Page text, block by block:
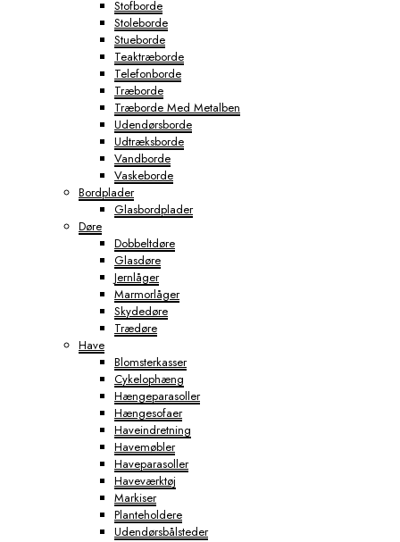
Stofborde
Stoleborde
Stueborde
Teaktræborde
Telefonborde
Træborde
Træborde Med Metalben
Udendørsborde
Udtræksborde
Vandborde
Vaskeborde
Bordplader
Glasbordplader
Døre
Dobbeltdøre
Glasdøre
Jernlåger
Marmorlåger
Skydedøre
Trædøre
Have
Blomsterkasser
Cykelophæng
Hængeparasoller
Hængesofaer
Haveindretning
Havemøbler
Haveparasoller
Haveværktøj
Markiser
Planteholdere
Udendørsbålsteder